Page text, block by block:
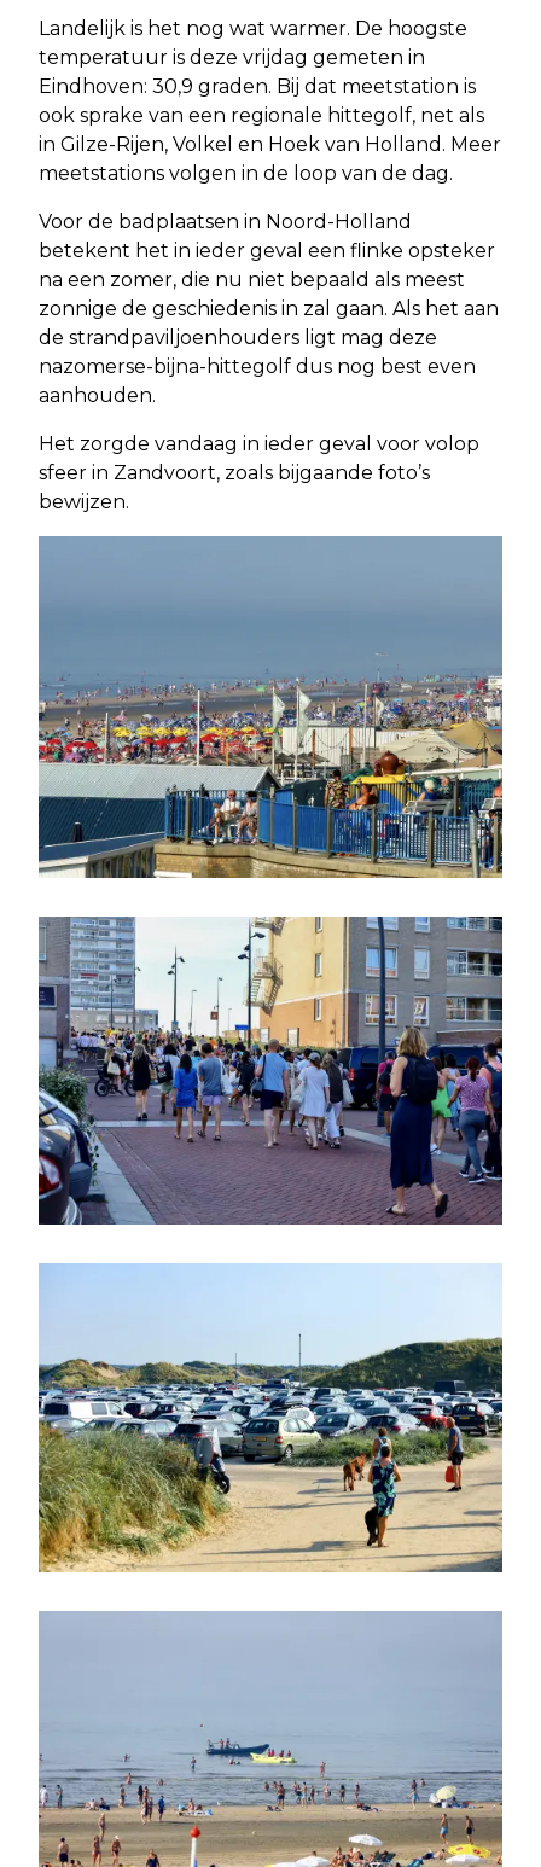
Landelijk is het nog wat warmer. De hoogste
temperatuur is deze vrijdag gemeten in
Eindhoven: 30,9 graden. Bij dat meetstation is
ook sprake van een regionale hittegolf, net als
in Gilze-Rijen, Volkel en Hoek van Holland. Meer
meetstations volgen in de loop van de dag.
Voor de badplaatsen in Noord-Holland
betekent het in ieder geval een flinke opsteker
na een zomer, die nu niet bepaald als meest
zonnige de geschiedenis in zal gaan. Als het aan
de strandpaviljoenhouders ligt mag deze
nazomerse-bijna-hittegolf dus nog best even
aanhouden.
Het zorgde vandaag in ieder geval voor volop
sfeer in Zandvoort, zoals bijgaande foto’s
bewijzen.